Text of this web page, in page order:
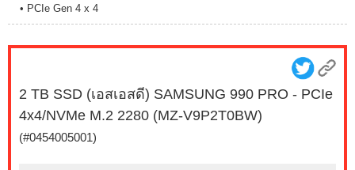
• PCIe Gen 4 x 4
2 TB SSD (เอสเอสดี) SAMSUNG 990 PRO - PCIe
4x4/NVMe M.2 2280 (MZ-V9P2T0BW)
(#0454005001)